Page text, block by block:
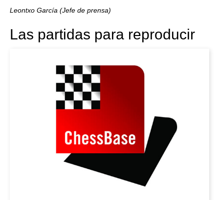
Leontxo García (Jefe de prensa)
Las partidas para reproducir